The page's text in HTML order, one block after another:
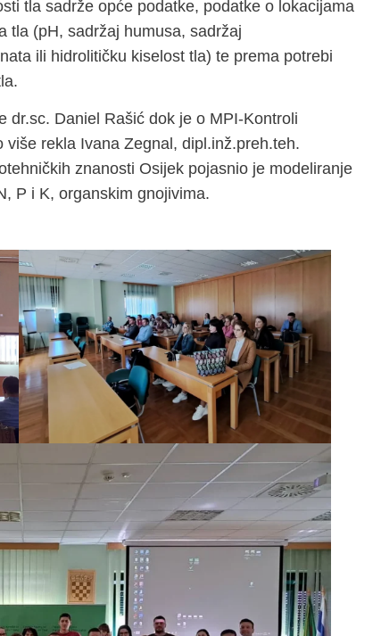
tla sadrže opće podatke, podatke o lokacijama
tla (pH, sadržaj humusa, sadržaj
ili hidrolitičku kiselost tla) te prema potrebi
dr.sc. Daniel Rašić dok je o MPI-Kontroli
rekla Ivana Zegnal, dipl.inž.preh.teh.
znanosti Osijek pojasnio je modeliranje
P i K, organskim gnojivima.